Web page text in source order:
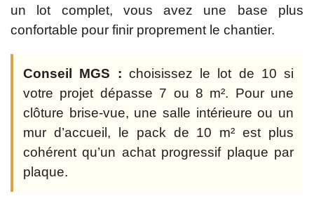
un lot complet, vous avez une base plus
confortable pour finir proprement le chantier.
Conseil MGS : choisissez le lot de 10 si
votre projet dépasse 7 ou 8 m². Pour une
clôture brise-vue, une salle intérieure ou un
mur d’accueil, le pack de 10 m² est plus
cohérent qu’un achat progressif plaque par
plaque.